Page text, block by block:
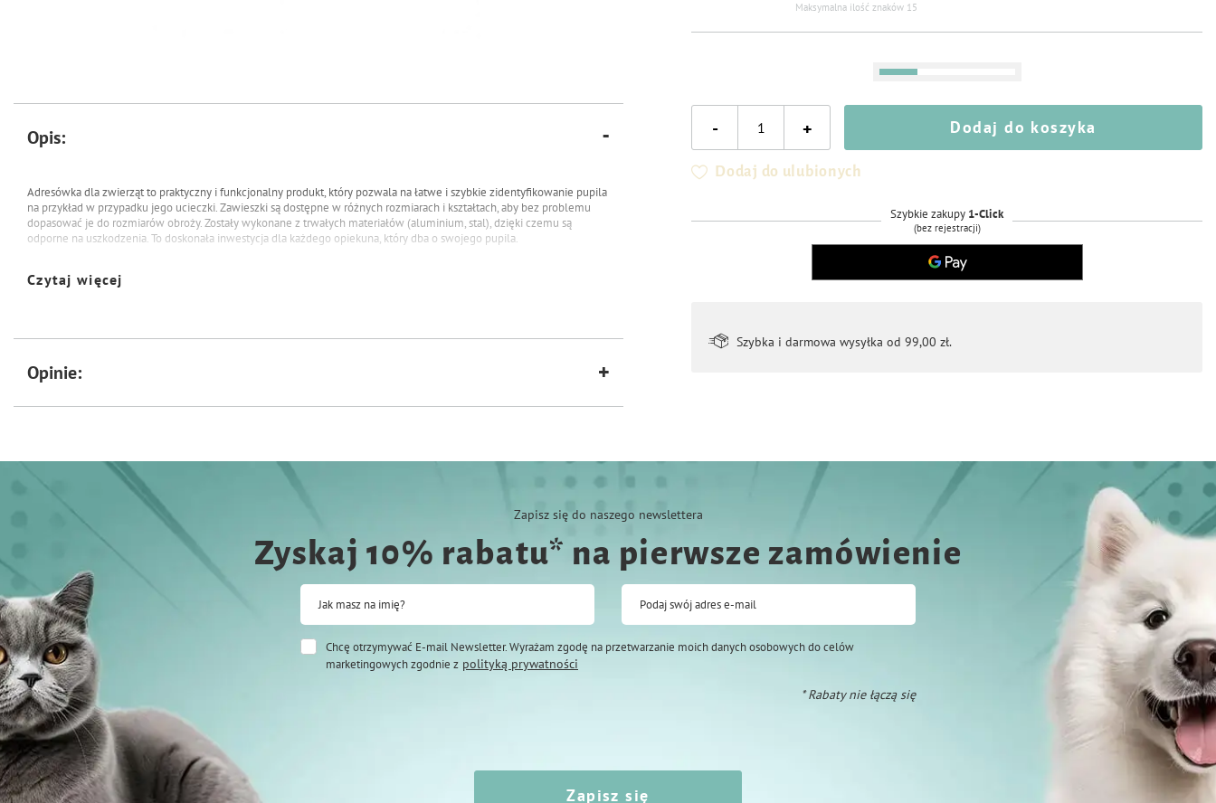
Maksymalna ilość znaków 15
- + Dodaj do koszyka
Dodaj do ulubionych
Szybkie zakupy 1-Click
(bez rejestracji)
Szybka i darmowa wysyłka od 99,00 zł.
Opis:
Adresówka dla zwierząt to praktyczny i funkcjonalny produkt, który pozwala na łatwe i szybkie zidentyfikowanie pupila
na przykład w przypadku jego ucieczki. Zawieszki są dostępne w różnych rozmiarach i kształtach, aby bez problemu
dopasować je do rozmiarów obroży. Zostały wykonane z trwałych materiałów (aluminium, stal), dzięki czemu są
odporne na uszkodzenia. To doskonała inwestycja dla każdego opiekuna, który dba o swojego pupila.
Wysokość : 30 mm
Dodatkowo oferujemy personalizację produktu dzięki usłudze grawerowania.
Czytaj więcej
Opinie:
Zapisz się do naszego newslettera
Zyskaj 10% rabatu* na pierwsze zamówienie
Jak masz na imię? Podaj swój adres e-mail
Chcę otrzymywać E-mail Newsletter. Wyrażam zgodę na przetwarzanie moich danych osobowych do celów
marketingowych zgodnie z polityką prywatności
* Rabaty nie łączą się
Zapisz się